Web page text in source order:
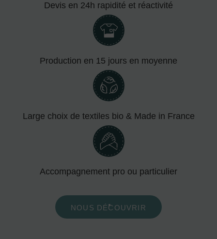
Devis en 24h rapidité et réactivité
Production en 15 jours en moyenne
Large choix de textiles bio & Made in France
Accompagnement pro ou particulier
NOUS DÉCOUVRIR